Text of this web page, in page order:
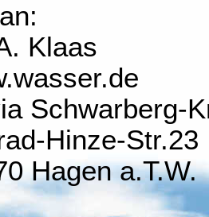
Klaas
Schwarberg-
Hinze-Str.23
Hagen a.T.W.